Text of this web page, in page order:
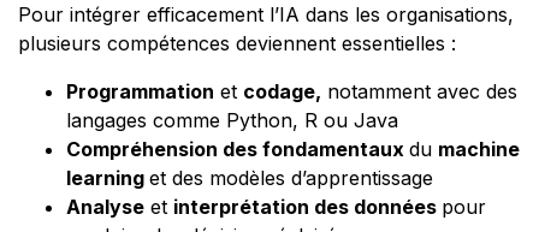
Pour intégrer efficacement l’IA dans les organisations,
plusieurs compétences deviennent essentielles :
Programmation et codage, notamment avec des
langages comme Python, R ou Java
Compréhension des fondamentaux du machine
learning et des modèles d’apprentissage
Analyse et interprétation des données pour